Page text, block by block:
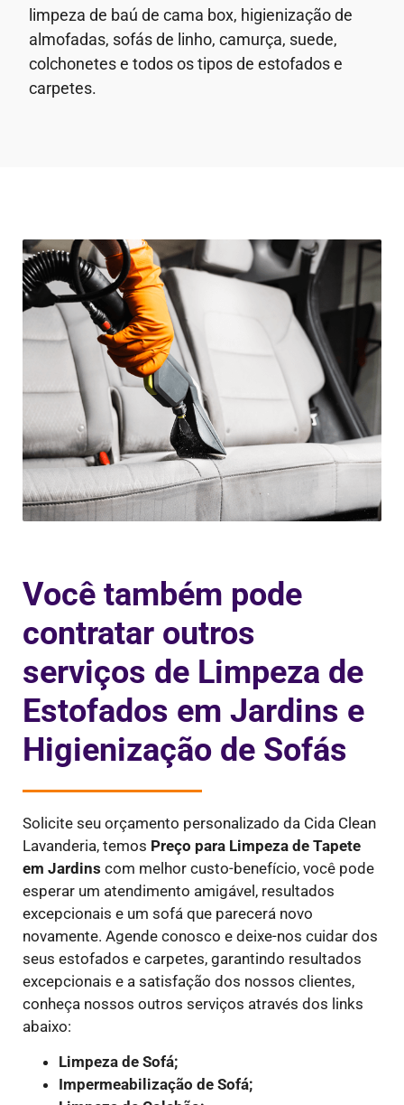
limpeza de baú de cama box, higienização de
almofadas, sofás de linho, camurça, suede,
colchonetes e todos os tipos de estofados e
carpetes.
Você também pode
contratar outros
serviços de Limpeza de
Estofados em Jardins e
Higienização de Sofás
Solicite seu orçamento personalizado da Cida Clean
Lavanderia, temos Preço para Limpeza de Tapete
em Jardins com melhor custo-benefício, você pode
esperar um atendimento amigável, resultados
excepcionais e um sofá que parecerá novo
novamente. Agende conosco e deixe-nos cuidar dos
seus estofados e carpetes, garantindo resultados
excepcionais e a satisfação dos nossos clientes,
conheça nossos outros serviços através dos links
abaixo:
Limpeza de Sofá;
Impermeabilização de Sofá;